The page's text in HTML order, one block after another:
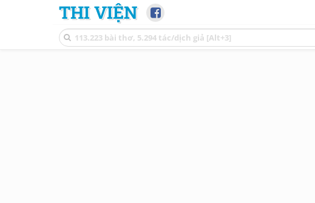
THI VIỆN